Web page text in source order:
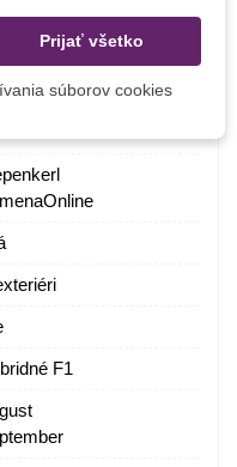
F1
Prijať všetko
súborov cookies